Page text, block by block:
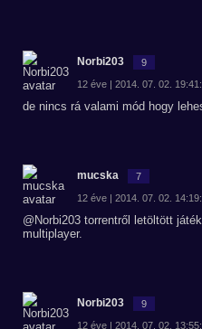
Norbi203 9
12 éve | 2014. 07. 02.
de nincs rá valami mód hogy
mucska 7
12 éve | 2014. 07. 02.
@Norbi203 torrentről letöltött
multiplayer.
Norbi203 9
12 éve | 2014. 07. 02.